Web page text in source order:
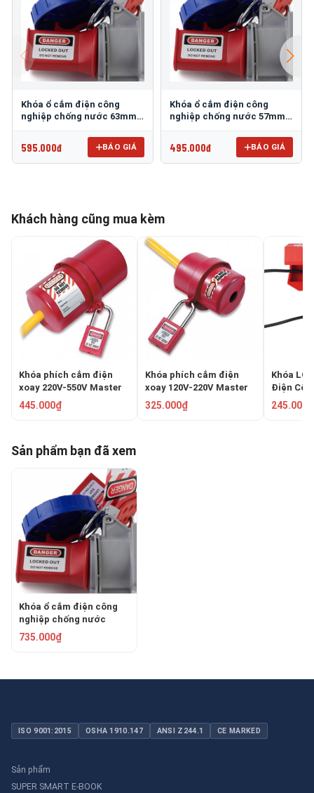
Khóa ổ cắm điện công
nghiệp chống nước 63mm
595.000đ BÁO GIÁ
Khóa ổ cắm điện công
nghiệp chống nước 57mm
495.000đ BÁO GIÁ
Khách hàng cũng mua kèm
Khóa phích cắm điện
xoay 220V-550V Master
Lock 488
445.000₫
Khóa phích cắm điện
xoay 120V-220V Master
Lock 487
325.000₫
Khóa
Điện
500V
245.000₫
Sản phẩm bạn đã xem
Khóa ổ cắm điện công
nghiệp chống nước
73mm PROLOCKEY
735.000₫
ISO 9001:2015 OSHA 1910.147 ANSI Z244.1 CE MARKED
Sản phẩm
SUPER SMART E-BOOK